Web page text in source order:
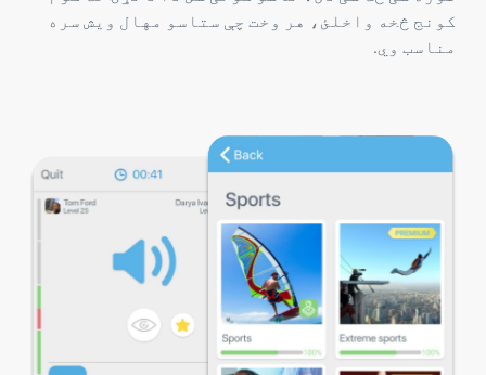
کونج څخه واخلئ، هر وخت چې ستاسو مهال ویش سره
مناسب وي.